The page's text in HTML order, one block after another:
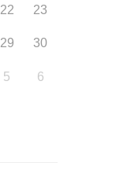
22 23
29 30
5 6